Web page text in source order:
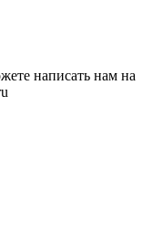
написать нам на